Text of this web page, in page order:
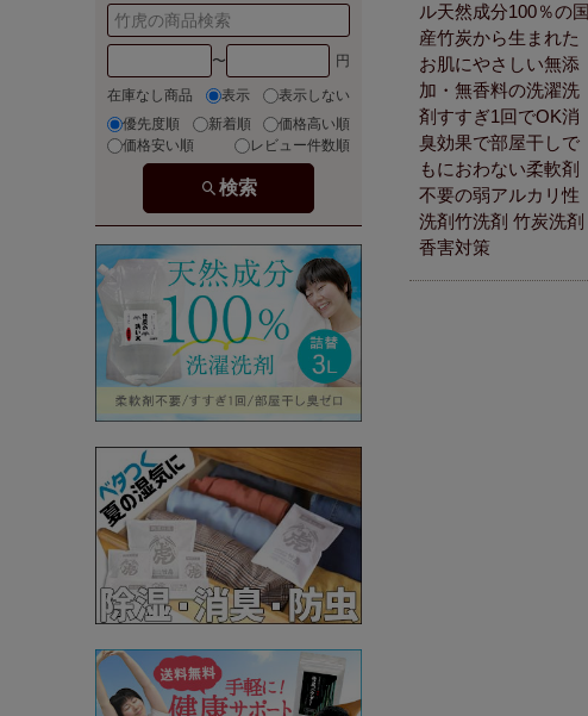
〜
在庫なし商品 表示
表示しない
優先度順
新着順
価格高い順
価格安い順
レビュー件数順
検索
ル天然成分100％の国
産竹炭から生まれた
お肌にやさしい無添
加・無香料の洗濯洗
剤すすぎ1回でOK消
臭効果で部屋干しで
もにおわない柔軟剤
不要の弱アルカリ性
洗剤竹洗剤 竹炭洗剤
香害対策